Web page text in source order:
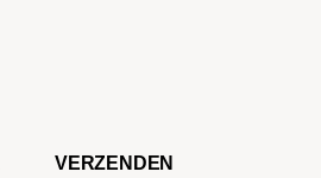
VERZENDEN